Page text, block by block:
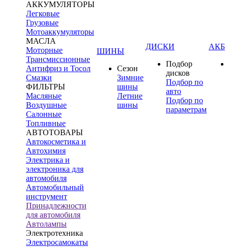
АККУМУЛЯТОРЫ
Легковые
Грузовые
Мотоаккумуляторы
МАСЛА
Моторные
Трансмиссионные
Антифриз и Тосол
Смазки
ФИЛЬТРЫ
Масляные
Воздушные
Салонные
Топливные
АВТОТОВАРЫ
Автокосметика и
Автохимия
Электрика и
электроника для
автомобиля
Автомобильный
инструмент
Принадлежности
для автомобиля
Автолампы
Электротехника
Электросамокаты
ШИНЫ
Сезон
Зимние
шины
Летние
шины
ДИСКИ
Подбор
дисков
Подбор по
авто
Подбор по
параметрам
АКБ